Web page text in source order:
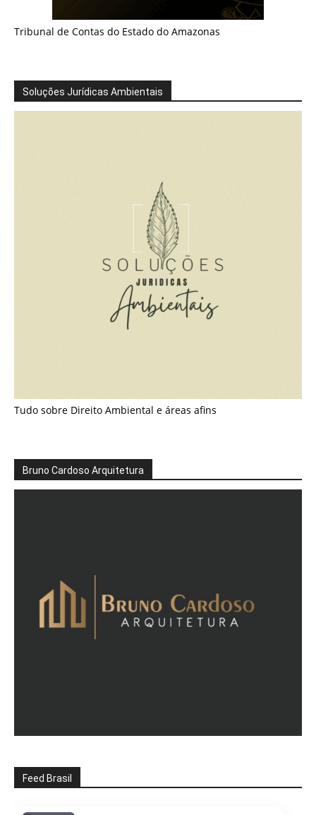
Tribunal de Contas do Estado do Amazonas
Soluções Jurídicas Ambientais
Tudo sobre Direito Ambiental e áreas afins
Bruno Cardoso Arquitetura
Feed Brasil